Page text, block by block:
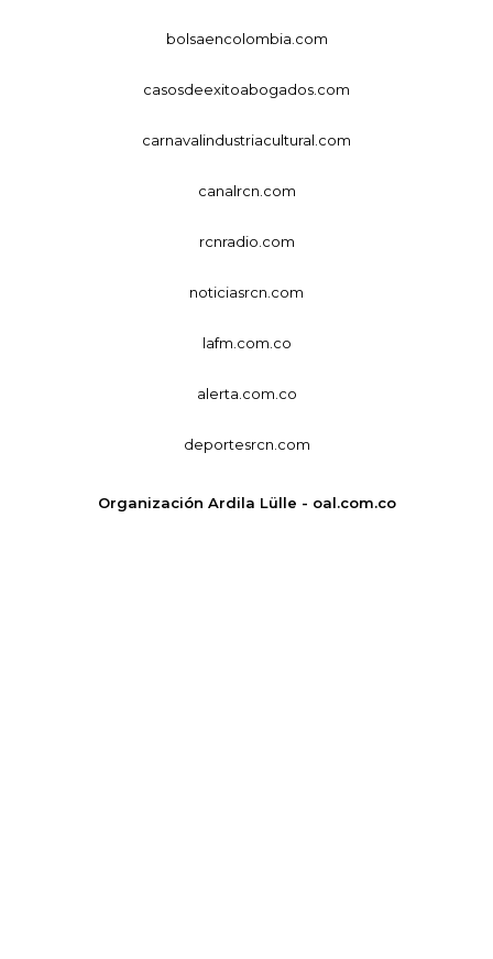
bolsaencolombia.com
casosdeexitoabogados.com
carnavalindustriacultural.com
canalrcn.com
rcnradio.com
noticiasrcn.com
lafm.com.co
alerta.com.co
deportesrcn.com
Organización Ardila Lülle - oal.com.co